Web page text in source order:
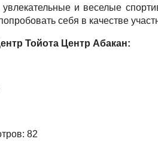
и веселые
себя в качестве
Тойота Центр Абакан:
82